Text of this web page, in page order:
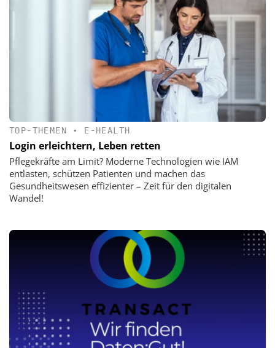
TOP-THEMEN • E-HEALTH
Login erleichtern, Leben retten
Pflegekräfte am Limit? Moderne Technologien wie IAM
entlasten, schützen Patienten und machen das
Gesundheitswesen effizienter – Zeit für den digitalen
Wandel!